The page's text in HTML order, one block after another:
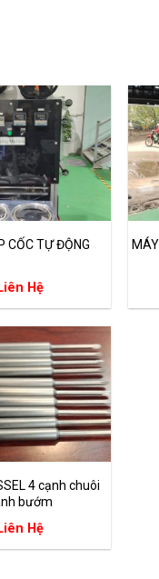
CỐC TỰ ĐỘNG
Liên Hệ
4 cạnh chuôi
bướm
Liên Hệ